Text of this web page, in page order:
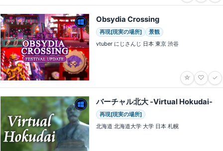
Obsydia Crossing
再現[現実の場所]
景観
vtuber にじさんじ 日本 東京 渋谷
☆ ♡ ✓
バーチャル北大 -Virtual Hokudai-
再現[現実の場所]
北海道 北海道大学 大学 日本 札幌